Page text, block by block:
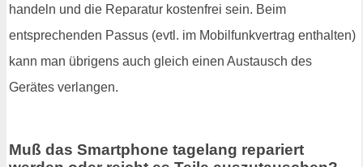
handeln und die Reparatur kostenfrei sein. Beim
entsprechenden Passus (evtl. im Mobilfunkvertrag enthalten)
kann man übrigens auch gleich einen Austausch des
Gerätes verlangen.
Muß das Smartphone tagelang repariert